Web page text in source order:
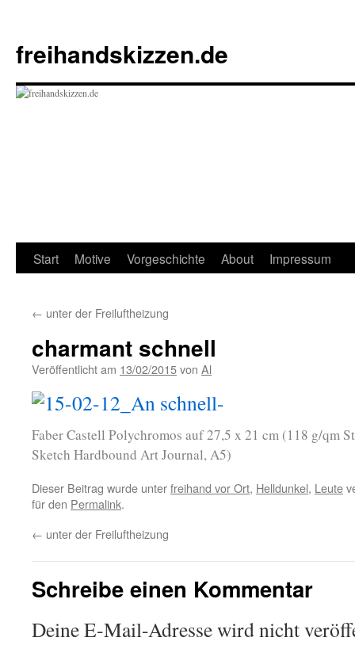
springen
freihandskizzen.de
Start Motive Vorgeschichte About Impressum
← unter der Freiluftheizung
charmant schnell
Veröffentlicht am 13/02/2015von Al
Faber Castell Polychromos auf 27,5 x 21 cm (118 g/qm
Sketch Hardbound Art Journal, A5)
Dieser Beitrag wurde unterfreihand vor Ort, Helldunkel, Leute
für den Permalink.
← unter der Freiluftheizung
Schreibe einen Kommentar
Deine E-Mail-Adresse wird nicht